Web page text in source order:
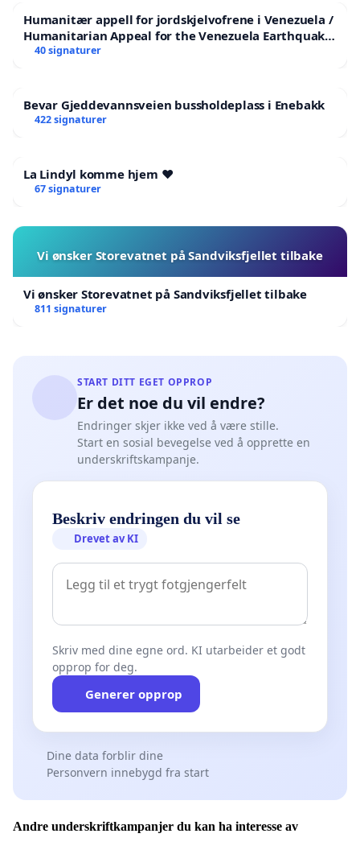
Humanitær appell for jordskjelvofrene i Venezuela /
Humanitarian Appeal for the Venezuela Earthquake
Victims
40 signaturer
Bevar Gjeddevannsveien bussholdeplass i Enebakk
422 signaturer
La Lindyl komme hjem ❤️
67 signaturer
Vi ønsker Storevatnet på Sandviksfjellet tilbake
Vi ønsker Storevatnet på Sandviksfjellet tilbake
811 signaturer
START DITT EGET OPPROP
Er det noe du vil endre?
Endringer skjer ikke ved å være stille.
Start en sosial bevegelse ved å opprette en
underskriftskampanje.
Beskriv endringen du vil se
Drevet av KI
Skriv med dine egne ord. KI utarbeider et godt
opprop for deg.
Generer opprop
Dine data forblir dine
Personvern innebygd fra start
Andre underskriftkampanjer du kan ha interesse av